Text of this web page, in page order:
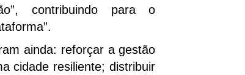
contribuindo para o
ainda: reforçar a gestão
cidade resiliente; distribuir